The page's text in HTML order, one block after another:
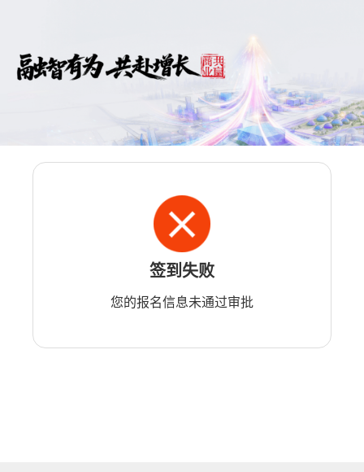
签到失败
您的报名信息未通过审批